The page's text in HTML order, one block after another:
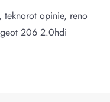
teknorot opinie, reno
206 2.0hdi